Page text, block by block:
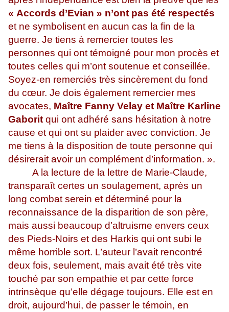
« Accords d’Evian » n’ont pas été respectés
et ne symbolisent en aucun cas la fin de la
guerre. Je tiens à remercier toutes les
personnes qui ont témoigné pour mon procès et
toutes celles qui m’ont soutenue et conseillée.
Soyez-en remerciés très sincèrement du fond
du cœur. Je dois également remercier mes
avocates, Maître Fanny Velay et Maître Karline
Gaborit qui ont adhéré sans hésitation à notre
cause et qui ont su plaider avec conviction. Je
me tiens à la disposition de toute personne qui
désirerait avoir un complément d’information. ».
A la lecture de la lettre de Marie-Claude,
transparaît certes un soulagement, après un
long combat serein et déterminé pour la
reconnaissance de la disparition de son père,
mais aussi beaucoup d’altruisme envers ceux
des Pieds-Noirs et des Harkis qui ont subi le
même horrible sort. L’auteur l’avait rencontré
deux fois, seulement, mais avait été très vite
touché par son empathie et par cette force
intrinsèque qu’elle dégage toujours. Elle est en
droit, aujourd’hui, de passer le témoin, en